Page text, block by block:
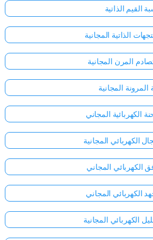
الدخول
الدعم:
القيم الذاتية
الذاتية المجانية
المرن المجانية
المجانية
الكهربائية المجاني
الكهربائي المجانية
الكهربائي المجاني
الكهربائي المجاني
الكهربائي المجانية